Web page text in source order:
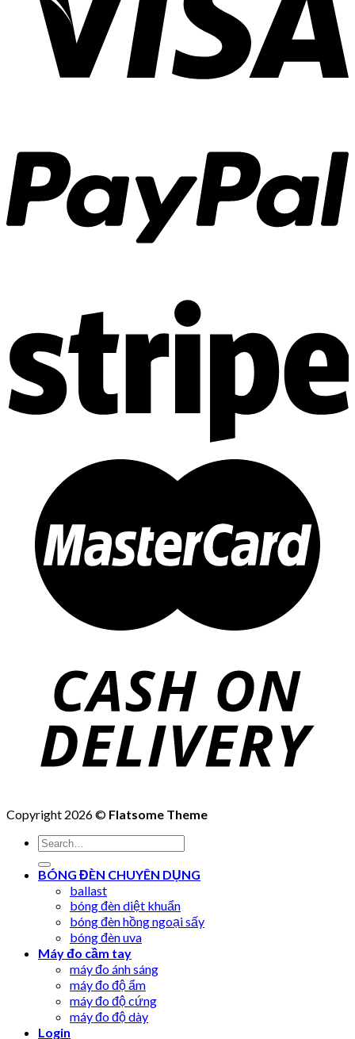
Copyright 2026 © Flatsome Theme
Search
for:
BÓNG ĐÈN CHUYÊN DỤNG
ballast
bóng đèn diệt khuẩn
bóng đèn hồng ngoại sấy
bóng đèn uva
Máy đo cầm tay
máy đo ánh sáng
máy đo độ ẩm
máy đo độ cứng
máy đo độ dày
Login